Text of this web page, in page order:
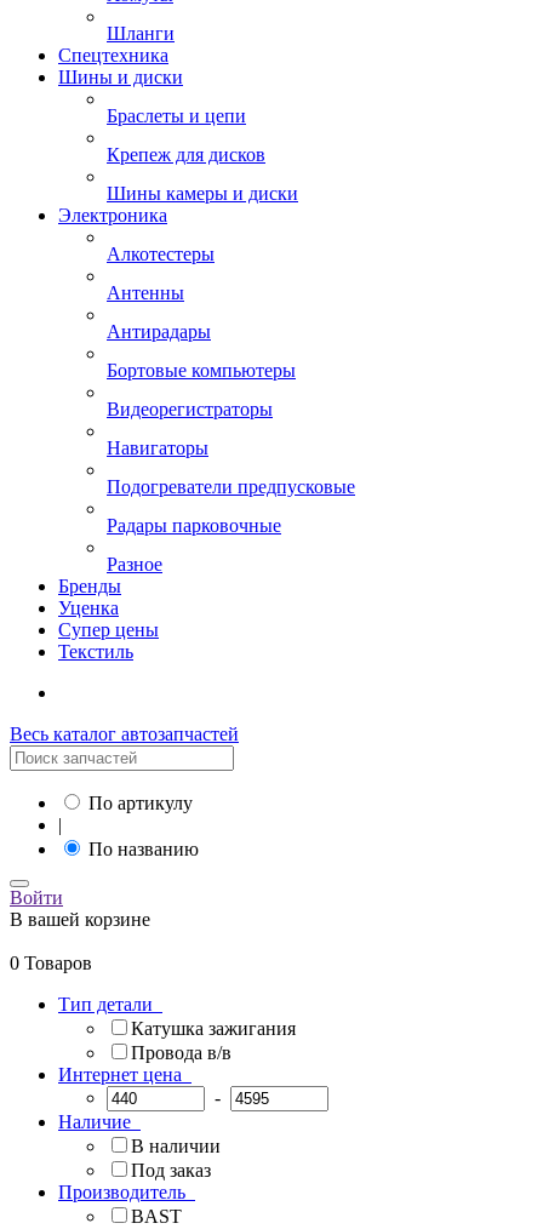
Шланги
Спецтехника
Шины и диски
Браслеты и цепи
Крепеж для дисков
Шины камеры и диски
Электроника
Алкотестеры
Антенны
Антирадары
Бортовые компьютеры
Видеорегистраторы
Навигаторы
Подогреватели предпусковые
Радары парковочные
Разное
Бренды
Уценка
Супер цены
Текстиль
Весь каталог автозапчастей
По артикулу
|
По названию
Войти
В вашей корзине
0 Товаров
Тип детали
Катушка зажигания
Провода в/в
Интернет цена
-
Наличие
В наличии
Под заказ
Производитель
BAST